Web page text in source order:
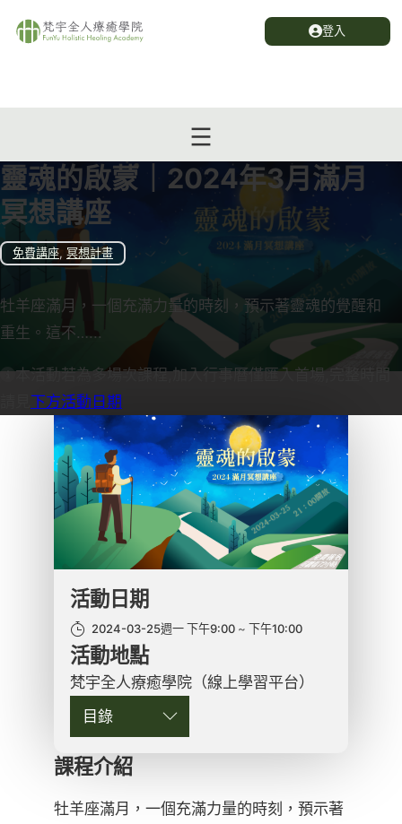
登入
靈魂的啟蒙｜2024年3月滿月
冥想講座
免費講座, 冥想計畫
牡羊座滿月，一個充滿力量的時刻，預示著靈魂的覺醒和
重生。這不…...
本活動若為多場次課程,加入行事曆僅匯入首場,完整時間
下方活動日期
課程介紹
牡羊座滿月，一個充滿力量的時刻，預示著
活動日期
2024-03-25週一 下午9:00 下午10:00
活動地點
梵宇全人療癒學院（線上學習平台）
目錄